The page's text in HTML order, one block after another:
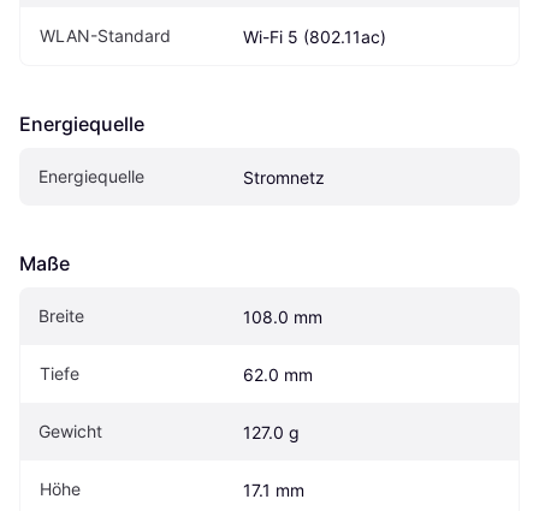
WLAN-Standard Wi-Fi 5 (802.11ac)
Energiequelle
Energiequelle Stromnetz
Maße
Breite 108.0 mm
Tiefe 62.0 mm
Gewicht 127.0 g
Höhe 17.1 mm